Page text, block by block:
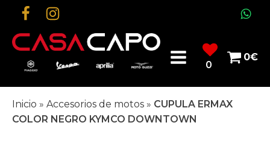
0
0€
Inicio » Accesorios de motos » CUPULA ERMAX
COLOR NEGRO KYMCO DOWNTOWN